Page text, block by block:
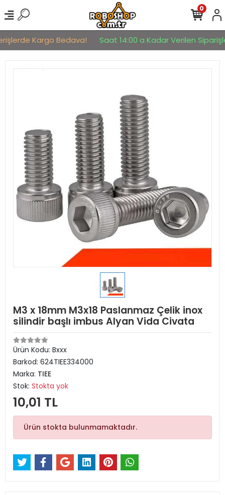
Kargo Bedava! Saat 14:00 a Kadar Verilen
0
M3 x 18mm M3x18 Paslanmaz Çelik inox
silindir başlı imbus Alyan Vida Civata
Ürün Kodu: Bxxx
Barkod: 624TIEE334000
Marka: TIEE
Stok: Stokta yok
10,01 TL
Ürün stokta bulunmamaktadır.